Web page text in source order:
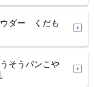
ダー くだも
そうパンこや